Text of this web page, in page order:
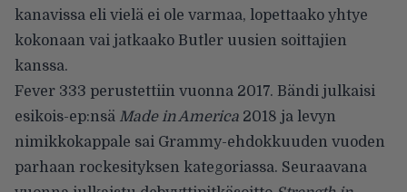
kanavissa eli vielä ei ole varmaa, lopettaako yhtye
kokonaan vai jatkaako Butler uusien soittajien
kanssa.
Fever 333 perustettiin vuonna 2017. Bändi julkaisi
esikois-ep:nsä Made in America 2018 ja levyn
nimikkokappale sai Grammy-ehdokkuuden vuoden
parhaan rockesityksen kategoriassa. Seuraavana